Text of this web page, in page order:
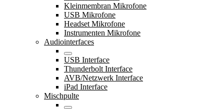
Kleinmembran Mikrofone
USB Mikrofone
Headset Mikrofone
Instrumenten Mikrofone
Audiointerfaces
USB Interface
Thunderbolt Interface
AVB/Netzwerk Interface
iPad Interface
Mischpulte